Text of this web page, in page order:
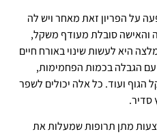
על הפריון זאת מאחר ויש לה
והאישה סובלת מעודף משקל,
היא לעשות שינוי באורח חיים
הגבלה בכמות הפחמימות,
הגוף ועוד. כל אלה יכולים לשפר
סדיר.
מתן תרופות שמעלות את